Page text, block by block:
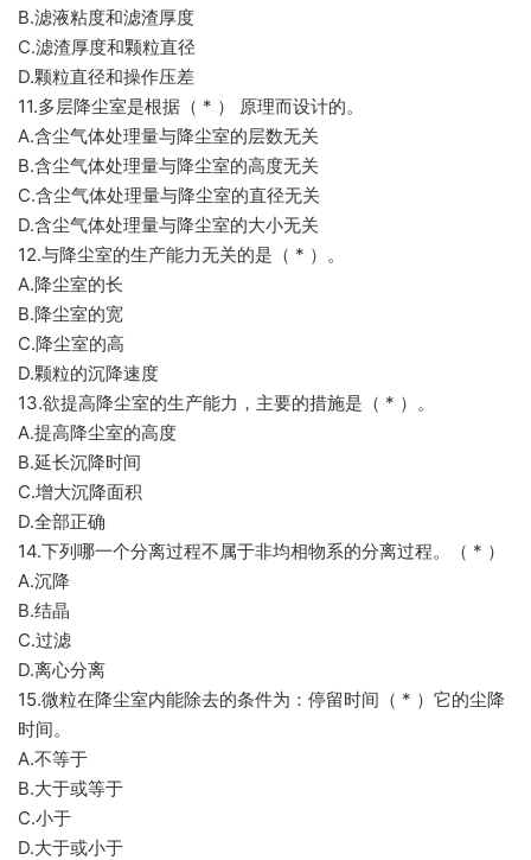
B.滤液粘度和滤渣厚度
C.滤渣厚度和颗粒直径
D.颗粒直径和操作压差
11.多层降尘室是根据（ * ） 原理而设计的。
A.含尘气体处理量与降尘室的层数无关
B.含尘气体处理量与降尘室的高度无关
C.含尘气体处理量与降尘室的直径无关
D.含尘气体处理量与降尘室的大小无关
12.与降尘室的生产能力无关的是（ * ）。
A.降尘室的长
B.降尘室的宽
C.降尘室的高
D.颗粒的沉降速度
13.欲提高降尘室的生产能力，主要的措施是（ * ）。
A.提高降尘室的高度
B.延长沉降时间
C.增大沉降面积
D.全部正确
14.下列哪一个分离过程不属于非均相物系的分离过程。（ * ）
A.沉降
B.结晶
C.过滤
D.离心分离
15.微粒在降尘室内能除去的条件为：停留时间（ * ）它的尘降
时间。
A.不等于
B.大于或等于
C.小于
D.大于或小于